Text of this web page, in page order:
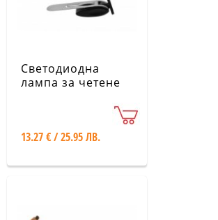
Светодиодна
лампа за четене
13.27 € / 25.95 ЛВ.